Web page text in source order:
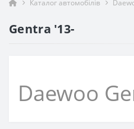
Каталог автомобілів
Gentra '13-
Daewoo